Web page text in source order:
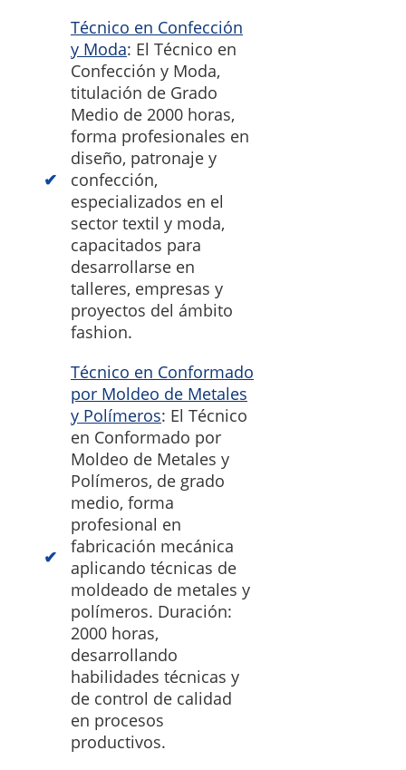
Técnico en Confección
y Moda: El Técnico en
Confección y Moda,
titulación de Grado
Medio de 2000 horas,
forma profesionales en
diseño, patronaje y
confección,
especializados en el
sector textil y moda,
capacitados para
desarrollarse en
talleres, empresas y
proyectos del ámbito
fashion.
Técnico en Conformado
por Moldeo de Metales
y Polímeros: El Técnico
en Conformado por
Moldeo de Metales y
Polímeros, de grado
medio, forma
profesional en
fabricación mecánica
aplicando técnicas de
moldeado de metales y
polímeros. Duración:
2000 horas,
desarrollando
habilidades técnicas y
de control de calidad
en procesos
productivos.